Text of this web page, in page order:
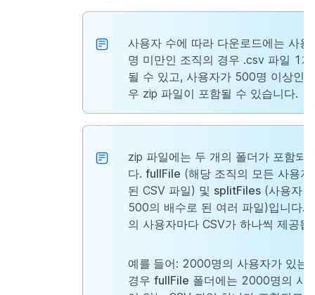
사용자 수에 따라 다운로드에는 사
명 미만인 조직의 경우 .csv 파일 1
될 수 있고, 사용자가 500명 이상인
우 zip 파일이 포함될 수 있습니다.
zip 파일에는 두 개의 폴더가 포함되
다. fullFile (해당 조직의 모든 사용자
된 CSV 파일) 및 splitFiles (사용자
500의 배수로 된 여러 파일)입니다.
의 사용자마다 CSV가 하나씩 제공됩
예를 들어: 2000명의 사용자가 있는
경우 fullFile 폴더에는 2000명의 사